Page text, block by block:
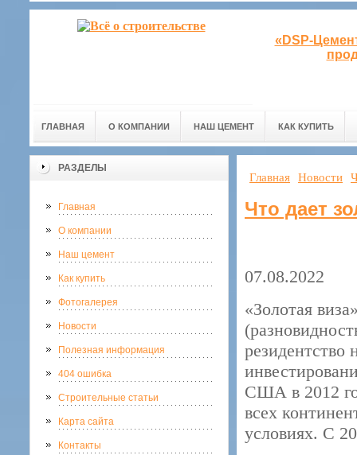
«DSP-
ГЛАВНАЯ О КОМПАНИИ НАШ ЦЕМЕНТ КАК КУПИТЬ
РАЗДЕЛЫ
Главная
О компании
Наш цемент
Как купить
Фотогалерея
Новости
Полезная информация
404 ошибка
Строительные статьи
Карта сайта
Контакты
Главная Новости
Что дает
07.08.2022
«Золотая
резидентство
США в 2012
всех
условиях. С